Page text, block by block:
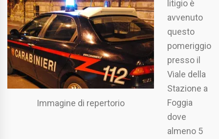
Immagine di repertorio
litigio è
avvenuto
questo
pomeriggio
presso il
Viale della
Stazione a
Foggia
dove
almeno 5